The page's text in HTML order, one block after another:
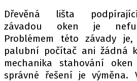
Dřevěná lišta
závadou oken je
Problémem této závady
palubní počítač ani žádná
mechanika stahování oken
správné řešení je